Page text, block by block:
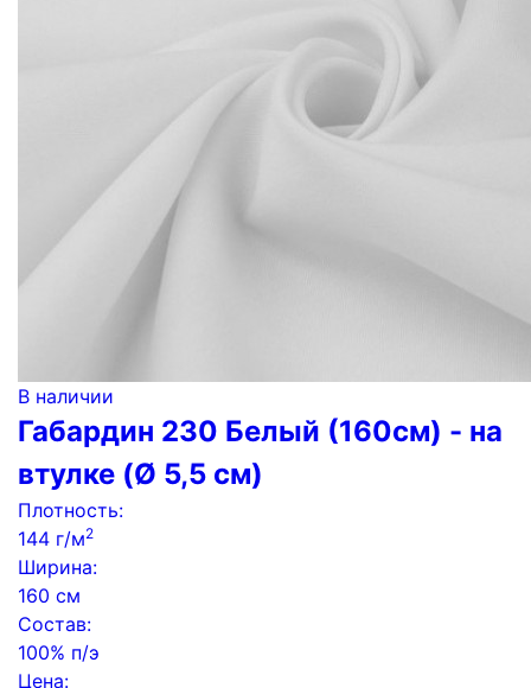
В наличии
Габардин 230 Белый (160см) - на
втулке (Ø 5,5 см)
Плотность:
144 г/м2
Ширина:
160 см
Состав:
100% п/э
Цена: